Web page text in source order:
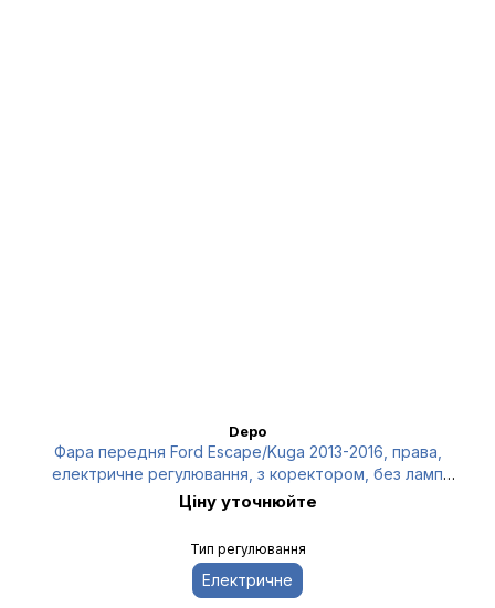
Depo
Фара передня Ford Escape/Kuga 2013-2016, права,
електричне регулювання, з коректором, без ламп
(D3S/H7/H1/LED), біла, Depo, 43111C2RMLEHM2
Ціну уточнюйте
Тип регулювання
Електричне